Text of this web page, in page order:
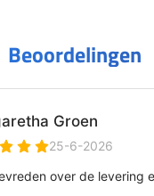
Beoordelingen